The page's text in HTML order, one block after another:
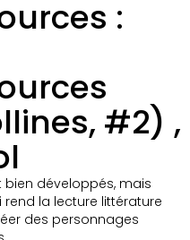
:
#2) ,
développés, mais
rend la lecture littérature
des personnages